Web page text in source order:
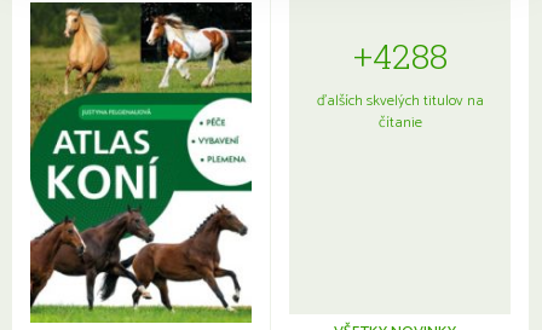
+4288
ďalších skvelých titulov na
čítanie